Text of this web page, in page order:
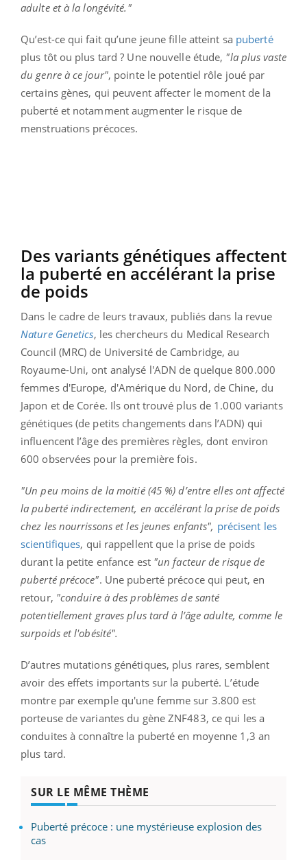
adulte et à la longévité."
Qu’est-ce qui fait qu’une jeune fille atteint sa puberté
plus tôt ou plus tard ? Une nouvelle étude, "la plus vaste
du genre à ce jour", pointe le potentiel rôle joué par
certains gènes, qui peuvent affecter le moment de la
puberté et notamment augmenter le risque de
menstruations précoces.
Des variants génétiques affectent
la puberté en accélérant la prise
de poids
Dans le cadre de leurs travaux, publiés dans la revue
Nature Genetics, les chercheurs du Medical Research
Council (MRC) de Université de Cambridge, au
Royaume-Uni, ont analysé l'ADN de quelque 800.000
femmes d'Europe, d'Amérique du Nord, de Chine, du
Japon et de Corée. Ils ont trouvé plus de 1.000 variants
génétiques (de petits changements dans l’ADN) qui
influencent l’âge des premières règles, dont environ
600 observées pour la première fois.
"Un peu moins de la moitié (45 %) d’entre elles ont affecté
la puberté indirectement, en accélérant la prise de poids
chez les nourrissons et les jeunes enfants", précisent les
scientifiques, qui rappellent que la prise de poids
durant la petite enfance est"un facteur de risque de
puberté précoce". Une puberté précoce qui peut, en
retour, "conduire à des problèmes de santé
potentiellement graves plus tard à l’âge adulte, comme le
surpoids et l'obésité".
D’autres mutations génétiques, plus rares, semblent
avoir des effets importants sur la puberté. L’étude
montre par exemple qu'une femme sur 3.800 est
porteuse de variantes du gène ZNF483, ce qui les a
conduites à connaître la puberté en moyenne 1,3 an
plus tard.
SUR LE MÊME THÈME
Puberté précoce : une mystérieuse explosion des
cas